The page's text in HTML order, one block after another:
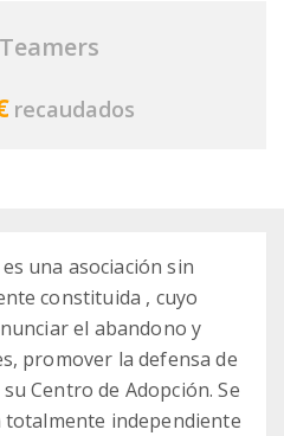
Teamers
recaudados
una asociación sin
constituida , cuyo
el abandono y
promover la defensa de
Centro de Adopción. Se
independiente